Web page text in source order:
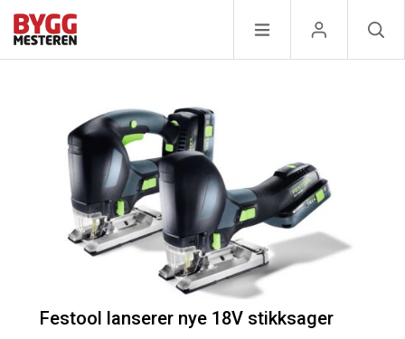
Festool lanserer nye 18V stikksager